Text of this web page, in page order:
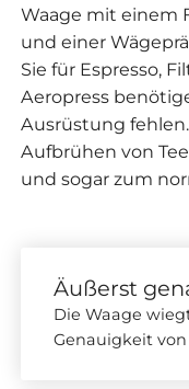
Waage mit einem
und einer
Sie für Espresso,
Aeropress
Ausrüstung
Aufbrühen von
und sogar zum
Äußerst
Die Waage
Genauigkeit von